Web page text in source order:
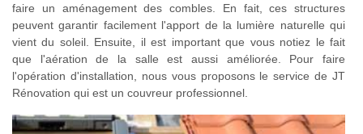
faire un aménagement des combles. En fait, ces structures
peuvent garantir facilement l'apport de la lumière naturelle qui
vient du soleil. Ensuite, il est important que vous notiez le fait
que l'aération de la salle est aussi améliorée. Pour faire
l'opération d'installation, nous vous proposons le service de JT
Rénovation qui est un couvreur professionnel.